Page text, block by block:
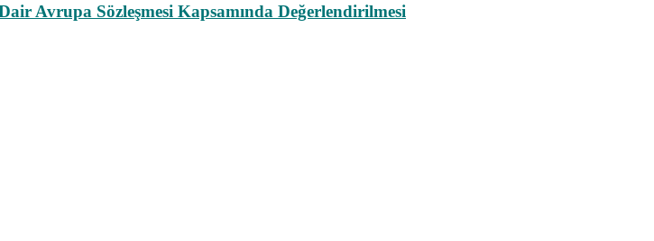
Avrupa Sözleşmesi Kapsamında Değerlendirilmesi